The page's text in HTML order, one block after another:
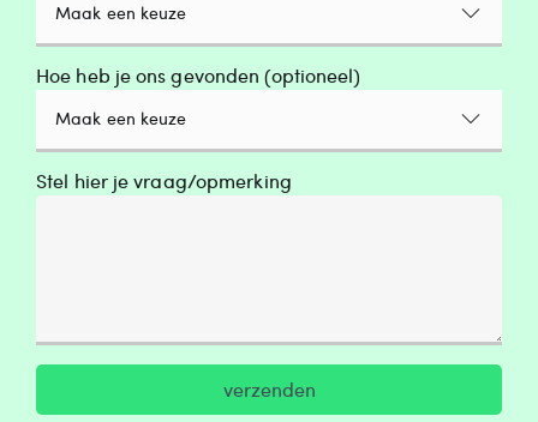
Maak een keuze
Hoe heb je ons gevonden (optioneel)
Maak een keuze
Stel hier je vraag/opmerking
verzenden